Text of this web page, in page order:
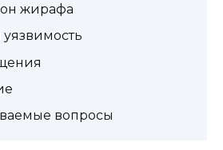
жирафа
вопросы